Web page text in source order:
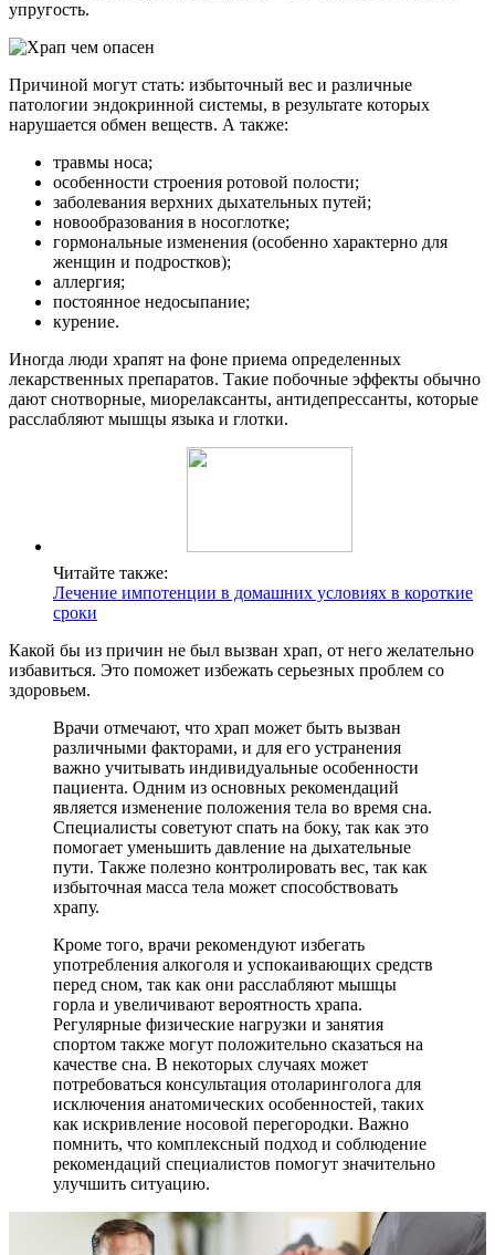
упругость.
Причиной могут стать: избыточный вес и различные
патологии эндокринной системы, в результате которых
нарушается обмен веществ. А также:
травмы носа;
особенности строения ротовой полости;
заболевания верхних дыхательных путей;
новообразования в носоглотке;
гормональные изменения (особенно характерно для
женщин и подростков);
аллергия;
постоянное недосыпание;
курение.
Иногда люди храпят на фоне приема определенных
лекарственных препаратов. Такие побочные эффекты обычно
дают снотворные, миорелаксанты, антидепрессанты, которые
расслабляют мышцы языка и глотки.
Читайте также:
Лечение импотенции в домашних условиях в короткие
сроки
Какой бы из причин не был вызван храп, от него желательно
избавиться. Это поможет избежать серьезных проблем со
здоровьем.
Врачи отмечают, что храп может быть вызван
различными факторами, и для его устранения
важно учитывать индивидуальные особенности
пациента. Одним из основных рекомендаций
является изменение положения тела во время сна.
Специалисты советуют спать на боку, так как это
помогает уменьшить давление на дыхательные
пути. Также полезно контролировать вес, так как
избыточная масса тела может способствовать
храпу.
Кроме того, врачи рекомендуют избегать
употребления алкоголя и успокаивающих средств
перед сном, так как они расслабляют мышцы
горла и увеличивают вероятность храпа.
Регулярные физические нагрузки и занятия
спортом также могут положительно сказаться на
качестве сна. В некоторых случаях может
потребоваться консультация отоларинголога для
исключения анатомических особенностей, таких
как искривление носовой перегородки. Важно
помнить, что комплексный подход и соблюдение
рекомендаций специалистов помогут значительно
улучшить ситуацию.